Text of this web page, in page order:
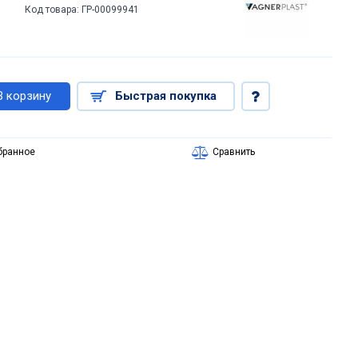
Код товара: ГР-00099941
корзину Быстрая покупка
Сравнить